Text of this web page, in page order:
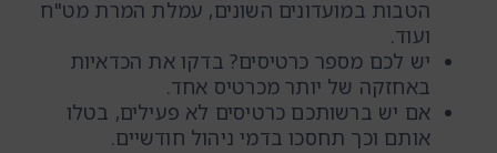
הטבות במועדונים השונים, עמלת המרת מט"ח
ועוד.
יש לכם מספר כרטיסים? בדקו את הכדאיות
באחזקה של יותר מכרטיס אחד.
אם יש ברשותכם כרטיסים לא פעילים, בטלו
אותם וכך תחסכו בדמי ניהול חודשיים.